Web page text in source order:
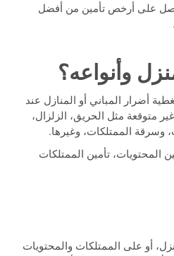
على أرخص تأمين من أفضل
.
وأنواعه؟
أضرار المباني أو المنازل عند
متوقعة مثل الحريق، الزلزال،
وسرقة الممتلكات، وغيرها.
المحتويات، تأمين الممتلكات
أو على الممتلكات والمحتويات